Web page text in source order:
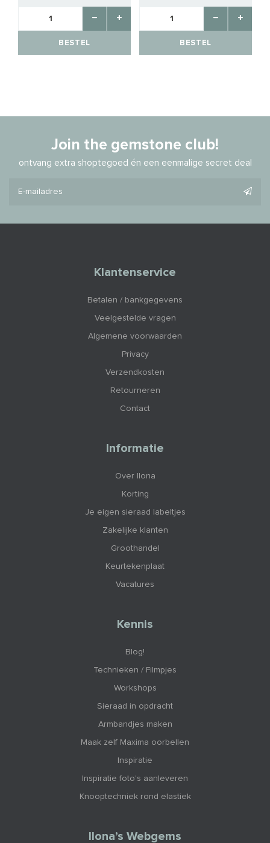
BESTEL BESTEL
Join the gemstone club!
ontvang extra shoptegoed én een eenmalige secret deal
Klantenservice
Betalen / bankgegevens
Veelgestelde vragen
Algemene voorwaarden
Privacy
Verzendkosten
Retourneren
Contact
Informatie
Over Ilona
Korting
Je eigen sieraad labeltjes
Zakelijke klanten
Groothandel
Keurtekenplaat
Vacatures
Kennis
Blog!
Technieken / Filmpjes
Workshops
Sieraad in opdracht
Armbandjes maken
Maak zelf Maxima oorbellen
Inspiratie
Inspiratie foto's aanleveren
Knooptechniek rond elastiek
Ilona’s Webgems